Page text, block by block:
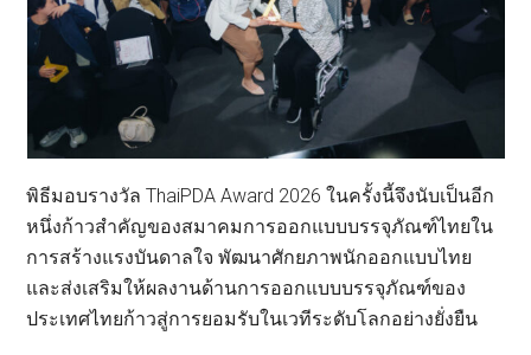
พิธีมอบรางวัล ThaiPDA Award 2026 ในครั้งนี้จึงนับเป็นอีก
หนึ่งก้าวสำคัญของสมาคมการออกแบบบรรจุภัณฑ์ไทยใน
การสร้างแรงบันดาลใจ พัฒนาศักยภาพนักออกแบบไทย
และส่งเสริมให้ผลงานด้านการออกแบบบรรจุภัณฑ์ของ
ประเทศไทยก้าวสู่การยอมรับในเวทีระดับโลกอย่างยั่งยืน